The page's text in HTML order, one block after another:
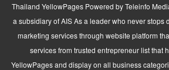
Thailand YellowPages Powered by Teleinfo
a subsidiary of AIS As a leader who never stops
marketing services through website platform
services from trusted entrepreneur list that
YellowPages and display on all business